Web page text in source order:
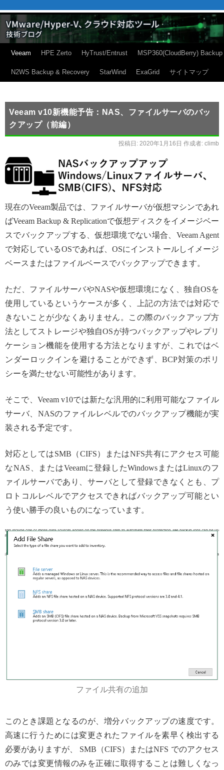
Veeam HPE Zerto HyTrust/Entrust MSP360(CloudBerry) Backup
N2WS Backup & Recovery StarWind ExaGrid サイトマップ
Veeam v10新機能予告：NAS、ファイルサーバのバッ
クアップ（前編）
投稿日: 2020年1月16日 作成者: climb
現在のVeeam製品では、ファイルサーバが仮想マシンであれ
ばVeeam Backup & Replicationで仮想ディスクをイメージベー
スでバックアップする、仮想環境でない場合、Veeam Agent
で対応しているOSであれば、OSにインストールしイメージ
ベースまたはファイルベースでバックアップできます。
ただ、ファイルサーバやNASや仮想環境になく、独自OSを
使用しているというケースが多く、上記の方法では対応で
きないことが少なくありません。この際のバックアップ方
法としてストレージや独自OSが持つバックアップやレプリ
ケーション機能を使用する方法となりますが、これではベ
ンダーロックインを避けることができず、BCP対策のポリ
シーを満たせない可能性があります。
そこで、Veeam v10では新たな汎用的に利用可能なファイル
サーバ、NASのファイルレベルでのバックアップ機能が実
装される予定です。
対応としてはSMB（CIFS）またはNFS共有にアクセス可能
なNAS、またはVeeamに登録したWindowsまたはLinuxのフ
ァイルサーバであり、サーバとして登録できなくとも、プ
ロトコルレベルでアクセスできればバックアップ可能とい
う使い勝手の良いものになっています。
ファイル共有の追加
このとき課題となるのが、増分バックアップの速度です。
高速に行うためには変更されたファイルを素早く検出する
必要がありますが、 SMB（CIFS）またはNFS でのアクセス
のみでは変更情報のみを正確に取得することは難しくなっ